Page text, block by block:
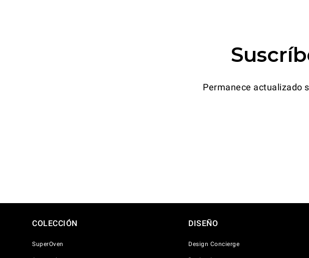
Permanece actualizado
COLECCIÓN
SuperOven
DISEÑO
Design Concierge